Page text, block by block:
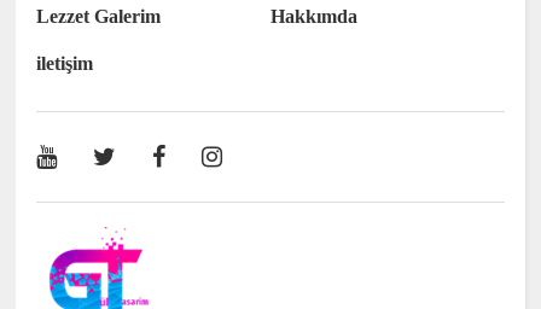
Lezzet Galerim Hakkımda
iletişim